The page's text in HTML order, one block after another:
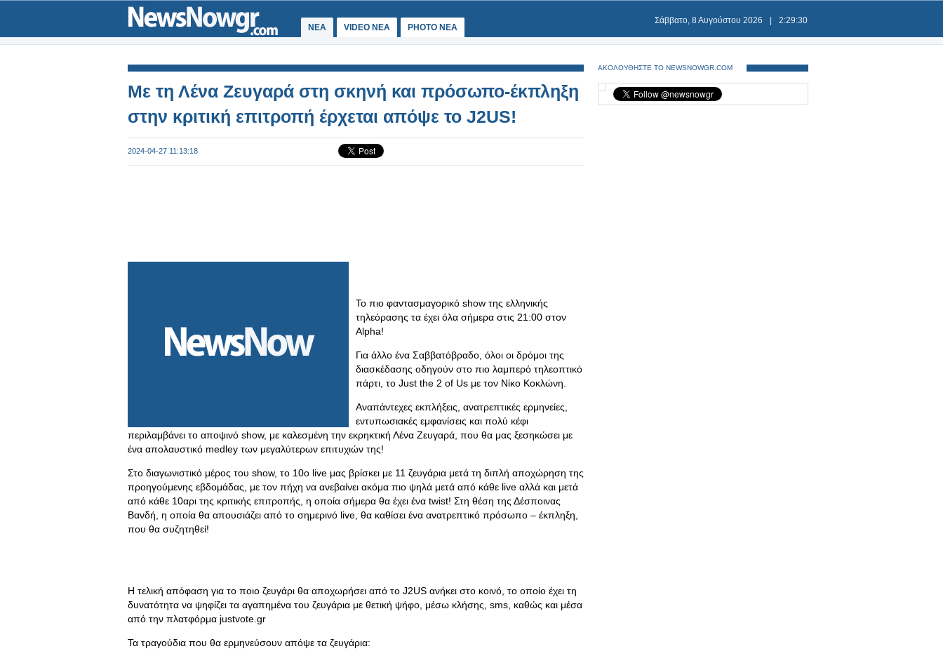
ΝΕΑ VIDEO NEA PHOTO NEA
Σάββατο, 8 Αυγούστου 2026 2:29:31
Με τη Λένα Ζευγαρά στη σκηνή και πρόσωπο-έκπληξη
στην κριτική επιτροπή έρχεται απόψε το J2US!
2024-04-27 11:13:18
Το πιο φαντασμαγορικό show της ελληνικής
τηλεόρασης τα έχει όλα σήμερα στις 21:00 στον
Alpha!
Για άλλο ένα Σαββατόβραδο, όλοι οι δρόμοι της
διασκέδασης οδηγούν στο πιο λαμπερό τηλεοπτικό
πάρτι, το Just the 2 of Us με τον Νίκο Κοκλώνη.
Αναπάντεχες εκπλήξεις, ανατρεπτικές ερμηνείες,
εντυπωσιακές εμφανίσεις και πολύ κέφι
περιλαμβάνει το αποψινό show, με καλεσμένη την εκρηκτική Λένα Ζευγαρά, που θα μας ξεσηκώσει με
ένα απολαυστικό medley των μεγαλύτερων επιτυχιών της!
Στο διαγωνιστικό μέρος του show, το 10ο live μας βρίσκει με 11 ζευγάρια μετά τη διπλή αποχώρηση της
προηγούμενης εβδομάδας, με τον πήχη να ανεβαίνει ακόμα πιο ψηλά μετά από κάθε live αλλά και μετά
από κάθε 10αρι της κριτικής επιτροπής, η οποία σήμερα θα έχει ένα twist! Στη θέση της Δέσποινας
Βανδή, η οποία θα απουσιάζει από το σημερινό live, θα καθίσει ένα ανατρεπτικό πρόσωπο – έκπληξη,
που θα συζητηθεί!
Η τελική απόφαση για το ποιο ζευγάρι θα αποχωρήσει από το J2US ανήκει στο κοινό, το οποίο έχει τη
δυνατότητα να ψηφίζει τα αγαπημένα του ζευγάρια με θετική ψήφο, μέσω κλήσης, sms, καθώς και μέσα
από την πλατφόρμα justvote.gr
Τα τραγούδια που θα ερμηνεύσουν απόψε τα ζευγάρια:
ΑΚΟΛΟΥΘΗΣΤΕ ΤΟ NEWSNOWGR.COM